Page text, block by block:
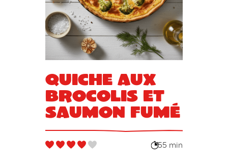
Quiche aux
brocolis et
saumon fumé
55 min